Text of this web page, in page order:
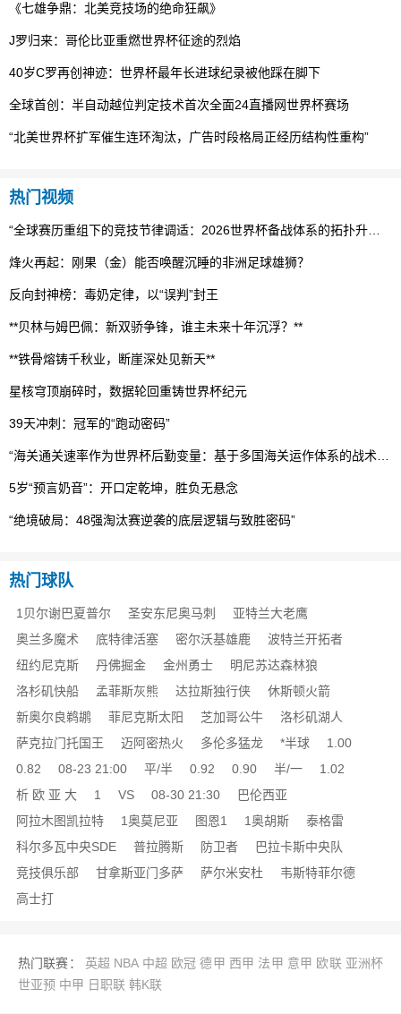
《七雄争鼎：北美竞技场的绝命狂飙》
J罗归来：哥伦比亚重燃世界杯征途的烈焰
40岁C罗再创神迹：世界杯最年长进球纪录被他踩在脚下
全球首创：半自动越位判定技术首次全面24直播网世界杯赛场
“北美世界杯扩军催生连环淘汰，广告时段格局正经历结构性重构”
热门视频
烽火再起：刚果（金）能否唤醒沉睡的非洲足球雄狮？
反向封神榜：毒奶定律，以“误判”封王
**贝林与姆巴佩：新双骄争锋，谁主未来十年沉浮？**
**铁骨熔铸千秋业，断崖深处见新天**
星核穹顶崩碎时，数据轮回重铸世界杯纪元
39天冲刺：冠军的“跑动密码”
5岁“预言奶音”：开口定乾坤，胜负无悬念
“绝境破局：48强淘汰赛逆袭的底层逻辑与致胜密码”
热门球队
1贝尔谢巴夏普尔 圣安东尼奥马刺
亚特兰大老鹰
奥兰多魔术
底特律活塞 密尔沃基雄鹿
波特兰开拓者
纽约尼克斯
丹佛掘金 金州勇士
明尼苏达森林狼
洛杉矶快船
孟菲斯灰熊 达拉斯独行侠
休斯顿火箭
新奥尔良鹈鹕
菲尼克斯太阳 芝加哥公牛
洛杉矶湖人
萨克拉门托国王
迈阿密热火 多伦多猛龙 *半球
1.00
0.82
08-23 21:00 平/半 0.92 0.90 半/一
1.02
析 欧 亚 大
1 VS 08-30 21:30
巴伦西亚
阿拉木图凯拉特
1奥莫尼亚 图恩1 1奥胡斯
泰格雷
科尔多瓦中央SDE
普拉腾斯 防卫者
巴拉卡斯中央队
竞技俱乐部
甘拿斯亚门多萨 萨尔米安杜
韦斯特菲尔德
高士打
热门联赛： 英超 NBA 中超 欧冠 德甲 西甲 法甲 意甲 欧联 亚洲杯
世亚预 中甲 日职联 韩K联